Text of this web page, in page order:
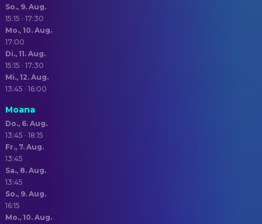
So., 9. Aug.
15:15 · 17:30
Mo., 10. Aug.
17:00
Di., 11. Aug.
15:15 · 17:30
Mi., 12. Aug.
13:45 · 16:00
Moana
Do., 6. Aug.
13:45 · 18:15
Fr., 7. Aug.
13:45
Sa., 8. Aug.
13:45
So., 9. Aug.
16:15
Mo., 10. Aug.